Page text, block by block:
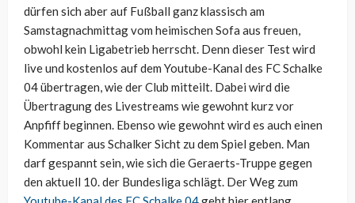
dürfen sich aber auf Fußball ganz klassisch am
Samstagnachmittag vom heimischen Sofa aus freuen,
obwohl kein Ligabetrieb herrscht. Denn dieser Test wird
live und kostenlos auf dem Youtube-Kanal des FC Schalke
04 übertragen, wie der Club mitteilt. Dabei wird die
Übertragung des Livestreams wie gewohnt kurz vor
Anpfiff beginnen. Ebenso wie gewohnt wird es auch einen
Kommentar aus Schalker Sicht zu dem Spiel geben. Man
darf gespannt sein, wie sich die Geraerts-Truppe gegen
den aktuell 10. der Bundesliga schlägt. Der Weg zum